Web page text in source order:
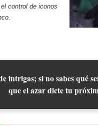
control de iconos
intrigas; si no sabes qué
que el azar dicte tu